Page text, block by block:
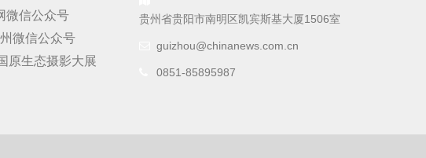
微信公众号
微信公众号
原生态摄影大展
贵州省贵阳市南明区凯宾斯基大厦1506室
guizhou@chinanews.com.cn
0851-85895987